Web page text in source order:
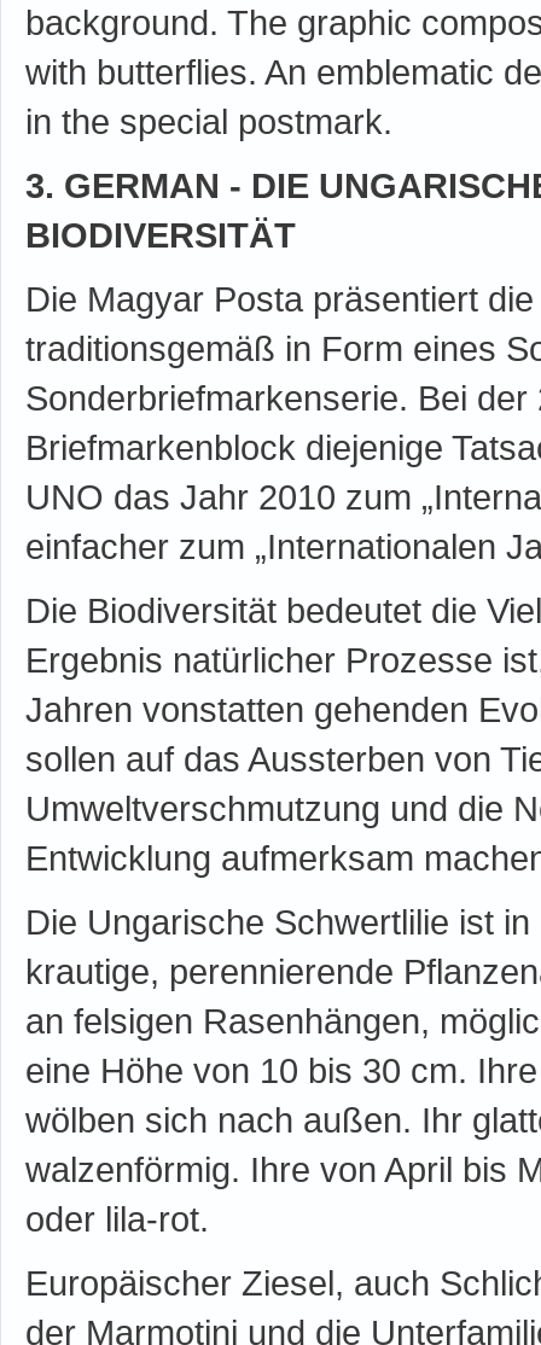
background. The graphic
with butterflies. An emblematic
in the special postmark.
3. GERMAN - DIE
BIODIVERSITÄT
Die Magyar Posta präsentiert
traditionsgemäß in Form eines
Sonderbriefmarkenserie. Bei
Briefmarkenblock diejenige
UNO das Jahr 2010 zum
einfacher zum „Internationalen
Die Biodiversität bedeutet die
Ergebnis natürlicher Prozesse
Jahren vonstatten gehenden
sollen auf das Aussterben von
Umweltverschmutzung und die
Entwicklung aufmerksam
Die Ungarische Schwertlilie ist
krautige, perennierende
an felsigen Rasenhängen,
eine Höhe von 10 bis 30 cm.
wölben sich nach außen. Ihr
walzenförmig. Ihre von April bis
oder lila-rot.
Europäischer Ziesel, auch
der Marmotini und die